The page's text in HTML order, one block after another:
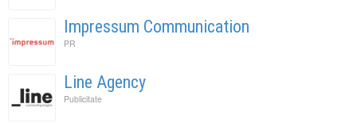
Impressum Communication
PR
Line Agency
Publicitate